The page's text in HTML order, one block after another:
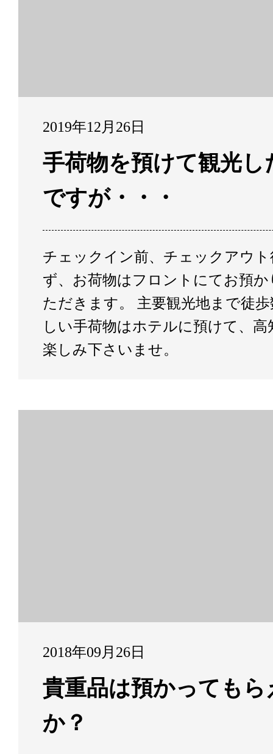
2019年12月26日
手荷物を預けて観光し
ですが・・・
チェックイン前、チェックアウ
ず、お荷物はフロントにてお預
ただきます。 主要観光地まで徒
しい手荷物はホテルに預けて、高
楽しみ下さいませ。
2018年09月26日
貴重品は預かってもら
か？